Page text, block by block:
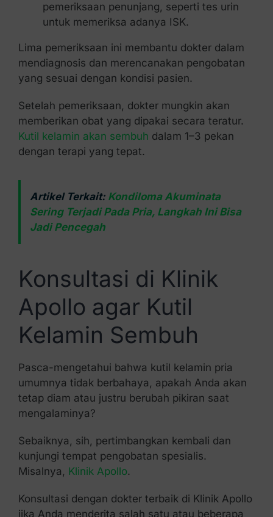
pemeriksaan penunjang, seperti tes urin
untuk memeriksa adanya ISK.
Lima pemeriksaan ini membantu dokter dalam
mendiagnosis dan merencanakan pengobatan
yang sesuai dengan kondisi pasien.
Setelah pemeriksaan, dokter mungkin akan
memberikan obat yang dipakai secara teratur.
Kutil kelamin akan sembuh dalam 1–3 pekan
dengan terapi yang tepat.
Artikel Terkait: Kondiloma Akuminata
Sering Terjadi Pada Pria, Langkah Ini Bisa
Jadi Pencegah
Konsultasi di Klinik
Apollo agar Kutil
Kelamin Sembuh
Pasca-mengetahui bahwa kutil kelamin pria
umumnya tidak berbahaya, apakah Anda akan
tetap diam atau justru berubah pikiran saat
mengalaminya?
Sebaiknya, sih, pertimbangkan kembali dan
kunjungi tempat pengobatan spesialis.
Misalnya, Klinik Apollo.
Konsultasi dengan dokter terbaik di Klinik Apollo
jika Anda menderita salah satu atau beberapa